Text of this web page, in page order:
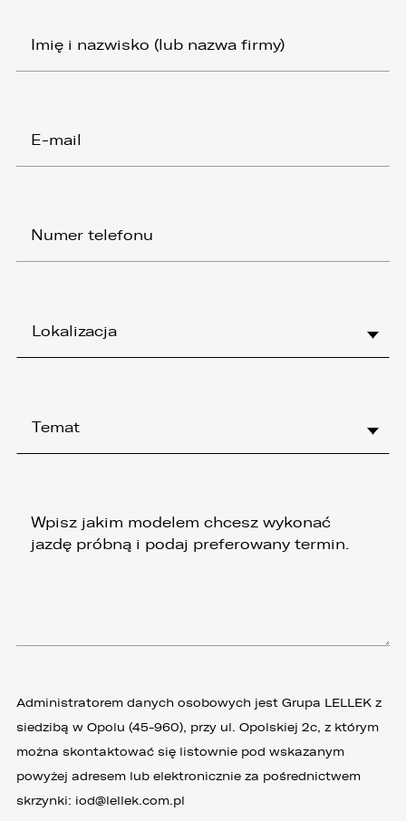
Lokalizacja
Temat
Administratorem danych osobowych jest Grupa LELLEK z
siedzibą w Opolu (45-960), przy ul. Opolskiej 2c, z którym
można skontaktować się listownie pod wskazanym
powyżej adresem lub elektronicznie za pośrednictwem
skrzynki: iod@lellek.com.pl